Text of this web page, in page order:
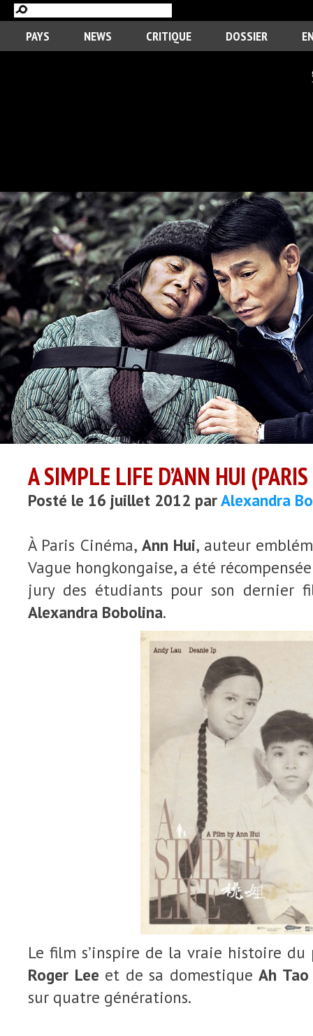
PAYS NEWS CRITIQUE DOSSIER
A SIMPLE LIFE D’ANN HUI
Posté le 16 juillet 2012 parAlexandra
À Paris Cinéma, Ann Hui, auteur
Vague hongkongaise, a été
jury des étudiants pour son dernier
Alexandra Bobolina.
Le film s’inspire de la vraie histoire
Roger Lee et de sa domestique Ah Tao
sur quatre générations.